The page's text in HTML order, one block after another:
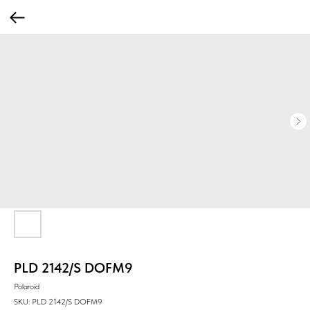
PLD 2142/S DOFM9
Polaroid
SKU: PLD 2142/S DOFM9